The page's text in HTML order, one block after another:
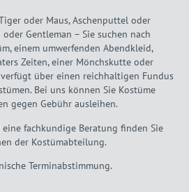
oder Maus, Aschenputtel oder
Gentleman – Sie suchen nach
einem umwerfenden Abendkleid,
Zeiten, einer Mönchskutte oder
über einen reichhaltigen Fundus
Bei uns können Sie Kostüme
gegen Gebühr ausleihen.
fachkundige Beratung finden Sie
der Kostümabteilung.
Terminabstimmung.